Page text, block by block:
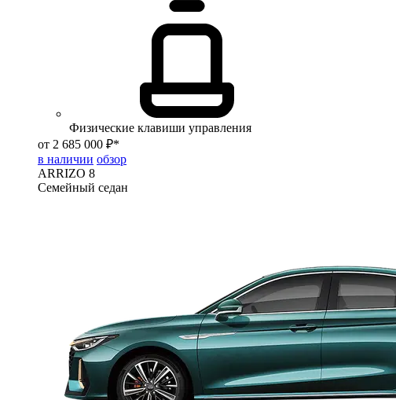
Физические клавиши управления
от 2 685 000 ₽*
в наличии обзор
ARRIZO 8
Семейный седан